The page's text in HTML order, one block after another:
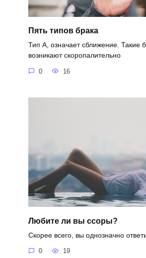
Пять типов брака
Тип А, означает сближение. Такие
возникают скоропалительно
0 16
Любите ли вы ссоры?
Скорее всего, вы однозначно
0 19